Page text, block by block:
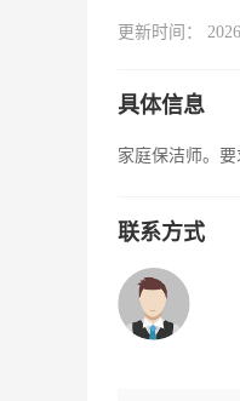
更新时间：
具体信息
家庭保洁师。
联系方式